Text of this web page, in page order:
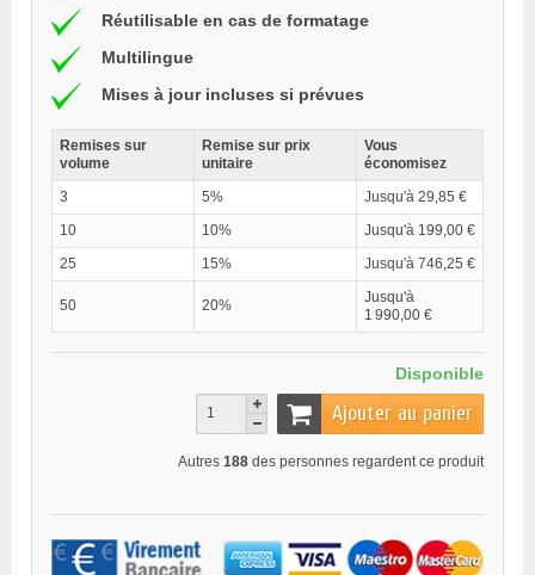
Réutilisable en cas de formatage
Multilingue
Mises à jour incluses si prévues
Remises sur
volume
Remise sur prix
unitaire
Vous
économisez
3
5%
Jusqu'à 29,85 €
10
10%
Jusqu'à 199,00 €
25
15% Jusqu'à 746,25 €
50 20%
Jusqu'à
1 990,00 €
Disponible
Ajouter au panier
Autres 188 des personnes regardent ce produit